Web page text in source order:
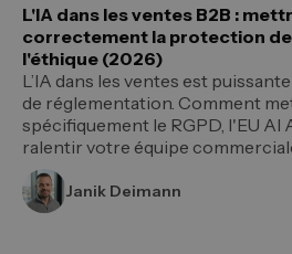
L'IA dans les ventes B2B :
correctement la protection
l'éthique (2026)
L’IA dans les ventes est
de réglementation. Comment
spécifiquement le RGPD, l'EU AI
ralentir votre équipe
Janik Deimann